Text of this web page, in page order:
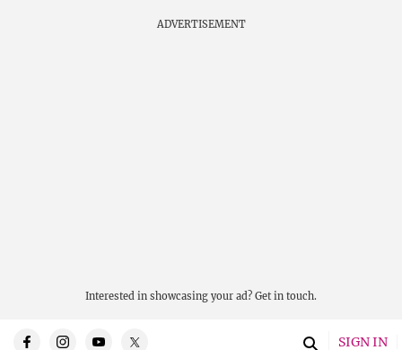
ADVERTISEMENT
Interested in showcasing your ad? Get in touch.
SIGN IN